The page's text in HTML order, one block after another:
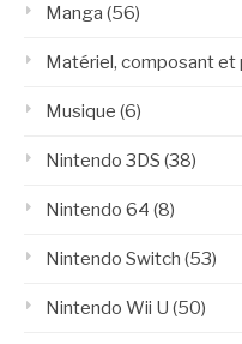
Manga (56)
Matériel, composant et
Musique (6)
Nintendo 3DS (38)
Nintendo 64 (8)
Nintendo Switch (53)
Nintendo Wii U (50)